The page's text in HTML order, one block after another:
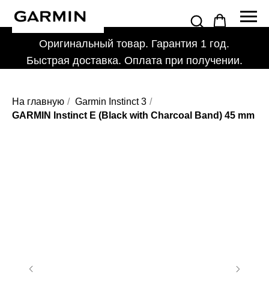
Оригинальный товар. Гарантия 1 год.
Быстрая доставка. Оплата при получении.
На главную / Garmin Instinct 3 /
GARMIN Instinct E (Black with Charcoal Band) 45 mm